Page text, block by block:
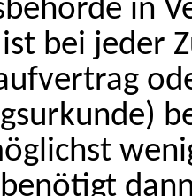
in
bei jeder